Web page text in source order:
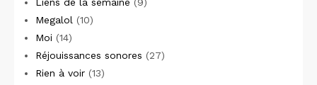
Megalol (10)
Moi (14)
Réjouissances sonores (27)
Rien à voir (13)